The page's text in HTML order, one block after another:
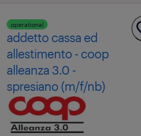
operational
addetto cassa ed
allestimento - coop
alleanza 3.0 -
spresiano (m/f/nb)